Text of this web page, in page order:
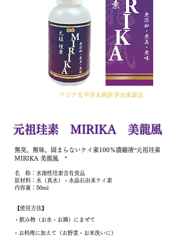
アジア太平洋未病医学会承認品
​元祖珪素 MIRIKA 美龍風
​無臭、無味、固まらないケイ素100％濃縮液“元祖珪素
MIRIKA 美龍風 ”
名 称：水溶性珪素含有食品
原材料：水（真水）・水晶石由来ケイ素
内容量：50ml
【使用方法】
・飲み物（お水・お酒）にまぜて
・お料理に加えて（お野菜・お米洗いに）